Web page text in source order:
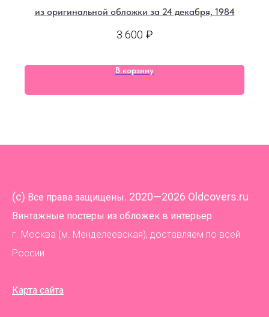
из оригинальной обложки за 24 декабря, 1984
3 600 ₽
В корзину
(c) Все права защищены. 2020—2026 Oldcovers.ru
Винтажные постеры из обложек в интерьер
г. Москва (м. Менделеевская), доставляем по всей
России
Карта сайта